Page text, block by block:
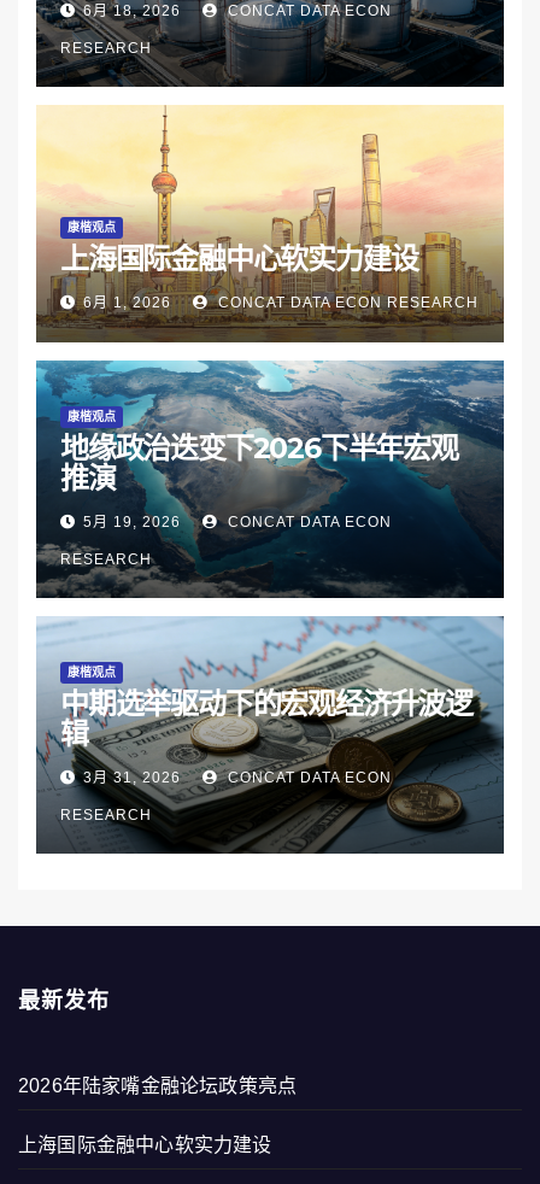
6月 18, 2026 CONCAT DATA ECON
RESEARCH
康楷观点
上海国际金融中心软实力建设
6月 1, 2026 CONCAT DATA ECON RESEARCH
康楷观点
地缘政治迭变下2026下半年宏观
推演
5月 19, 2026 CONCAT DATA ECON
RESEARCH
康楷观点
中期选举驱动下的宏观经济升波逻
辑
3月 31, 2026 CONCAT DATA ECON
RESEARCH
最新发布
2026年陆家嘴金融论坛政策亮点
上海国际金融中心软实力建设